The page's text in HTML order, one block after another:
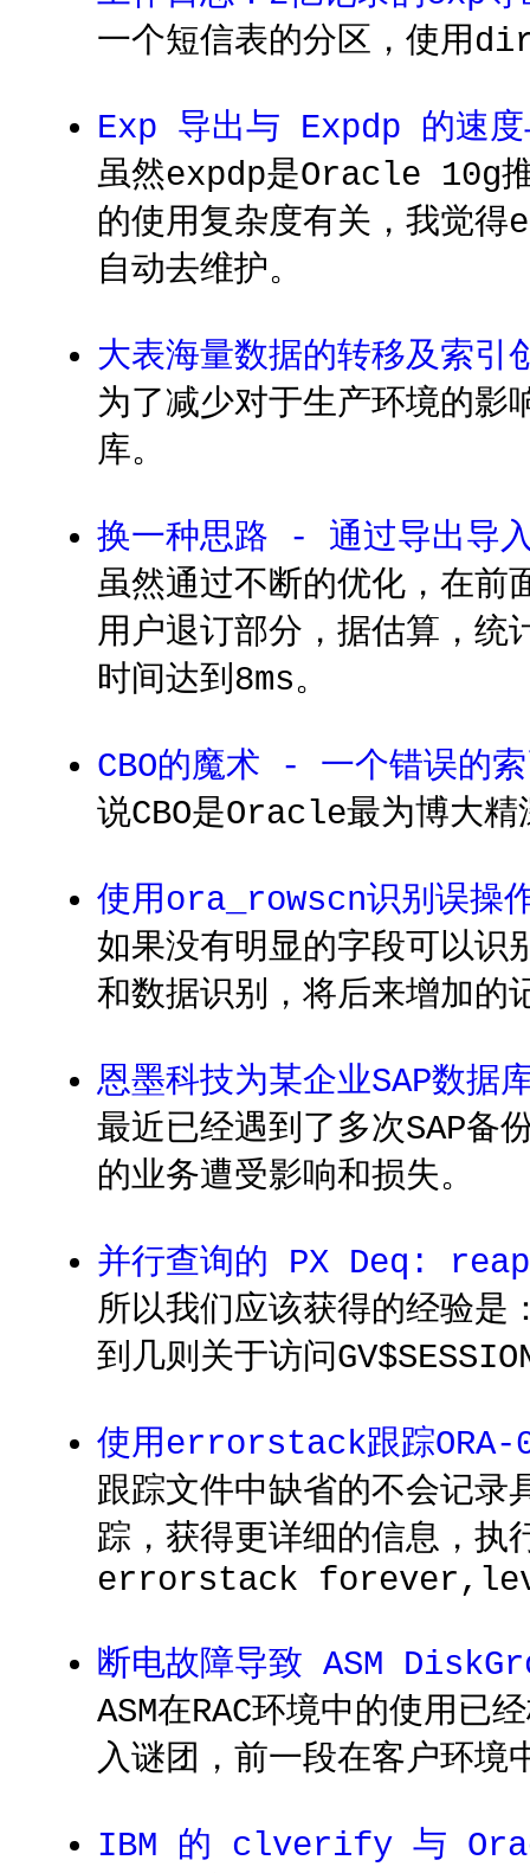
一个短信表的分区，使用
Exp 导出与 Expdp 的速度
虽然expdp是Oracle 10g推
的使用复杂度有关，我觉
自动去维护。
大表海量数据的转移及索引
为了减少对于生产环境的影
库。
换一种思路 - 通过导出导
虽然通过不断的优化，在前
用户退订部分，据估算，统
时间达到8ms。
CBO的魔术 - 一个错误的
说CBO是Oracle最为博大
使用ora_rowscn识别误操
如果没有明显的字段可以识
和数据识别，将后来增加的
恩墨科技为某企业SAP数据
最近已经遇到了多次SAP备
的业务遭受影响和损失。
并行查询的 PX Deq:
所以我们应该获得的经验
到几则关于访问
使用errorstack跟踪ORA-
跟踪文件中缺省的不会记
踪，获得更详细的信息
errorstack
断电故障导致 ASM
ASM在RAC环境中的使用已
入谜团，前一段在客户环境
IBM 的 clverify 与